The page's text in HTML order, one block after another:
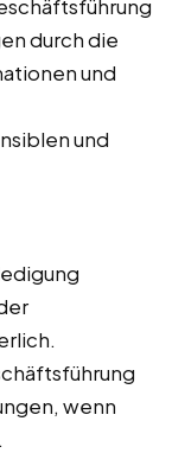
durch die
und
und
wenn